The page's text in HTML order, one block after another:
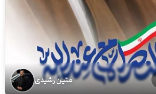
متین رشیدی